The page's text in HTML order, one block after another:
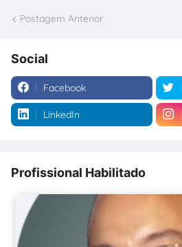
Postagem Anterior
Social
Facebook
LinkedIn
Profissional Habilitado